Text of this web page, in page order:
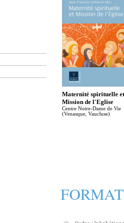
Maternité spirituelle et
Mission de l'Eglise
Centre Notre-Dame de Vie
(Venasque, Vaucluse)